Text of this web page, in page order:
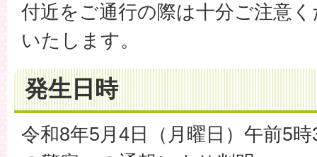
付近をご通行の際は十分ご注意
いたします。
発生日時
令和8年5月4日（月曜日）午前5